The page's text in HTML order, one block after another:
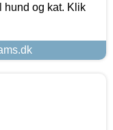
hund og kat. Klik